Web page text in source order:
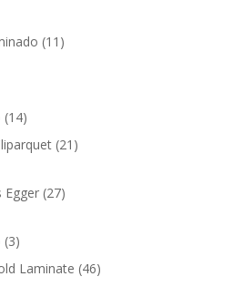
11 11
1414
productos
21 21
Egger 2727
33
productos
Laminate 4646